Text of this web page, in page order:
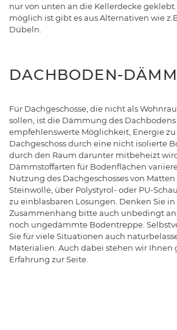
nur von unten an die Kellerdecke
möglich ist gibt es aus Alternativen wie
Dübeln.
DACHBODEN-
Für Dachgeschosse, die nicht als
sollen, ist die Dämmung des
empfehlenswerte Möglichkeit, Energie zu
Dachgeschoss durch eine nicht isolierte
durch den Raum darunter mitbeheizt
Dämmstoffarten für Bodenflächen
Nutzung des Dachgeschosses von Matten
Steinwolle, über Polystyrol- oder PU-
zu einblasbaren Lösungen. Denken Sie in
Zusammenhang bitte auch unbedingt
noch ungedämmte Bodentreppe.
Sie für viele Situationen auch
Materialien. Auch dabei stehen wir Ihnen
Erfahrung zur Seite.